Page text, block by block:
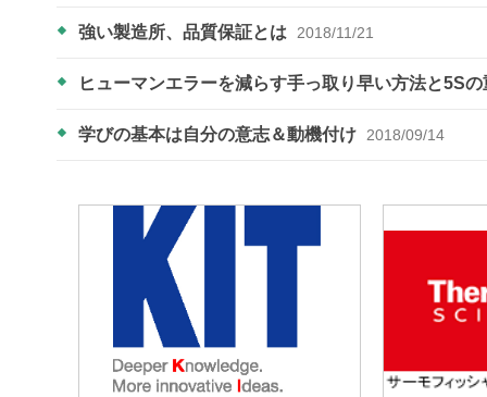
強い製造所、品質保証とは 2018/11/21
ヒューマンエラーを減らす手っ取り早い方法と5S
学びの基本は自分の意志＆動機付け 2018/09/14